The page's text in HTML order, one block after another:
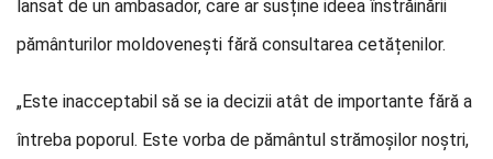
lansat de un ambasador, care ar susține ideea înstrăinării
pământurilor moldovenești fără consultarea cetățenilor.
„Este inacceptabil să se ia decizii atât de importante fără a
întreba poporul. Este vorba de pământul strămoșilor noștri,